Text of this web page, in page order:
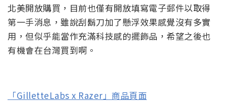
北美開放購買，目前也僅有開放填寫電子郵件以取得
第一手消息，雖說刮鬍刀加了懸浮效果感覺沒有多實
用，但似乎能當作充滿科技感的擺飾品，希望之後也
有機會在台灣買到啊。
「GilletteLabs x Razer」商品頁面